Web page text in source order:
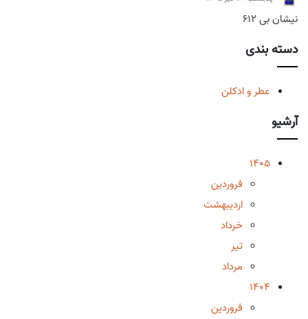
نیشان بی 612
دسته بندی
عطر و ادکلن
آرشیو
1405
فروردین
اردیبهشت
خرداد
تیر
مرداد
1404
فروردین